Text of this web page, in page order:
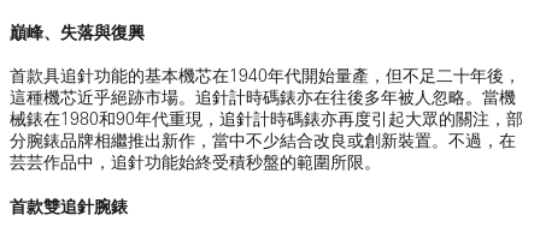
巔峰、失落與復興
首款具追針功能的基本機芯在1940年代開始量產，但不足二十年後，
這種機芯近乎絕跡市場。追針計時碼錶亦在往後多年被人忽略。當機
械錶在1980和90年代重現，追針計時碼錶亦再度引起大眾的關注，部
分腕錶品牌相繼推出新作，當中不少結合改良或創新裝置。不過，在
芸芸作品中，追針功能始終受積秒盤的範圍所限。
首款雙追針腕錶